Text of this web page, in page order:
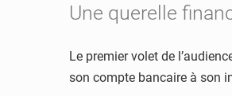
Une querelle
Le premier volet de
son compte bancaire à son